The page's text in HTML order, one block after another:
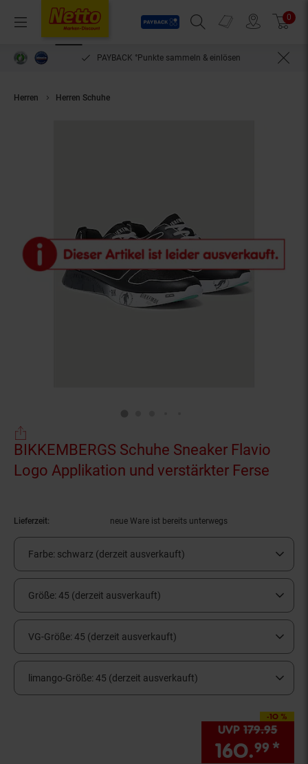
Menü
Payback
Suchfeld einblenden
Prospekte 0
PAYBACK °Punkte sammeln & einlösen
Herren Herren Schuhe
BIKKEMBERGS Schuhe Sneaker Flavio
Logo Applikation und verstärkter Ferse
Lieferzeit: neue Ware ist bereits unterwegs
Farbe: schwarz (derzeit ausverkauft)
Größe: 45 (derzeit ausverkauft)
VG-Größe: 45 (derzeit ausverkauft)
limango-Größe: 45 (derzeit ausverkauft)
-10 %
Sie Sparen 10 Prozent,
UVP179.95UVP
160.99 *